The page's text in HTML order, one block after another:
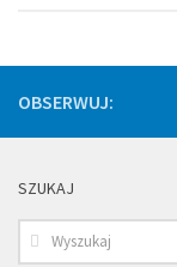
OBSERWUJ:
SZUKAJ